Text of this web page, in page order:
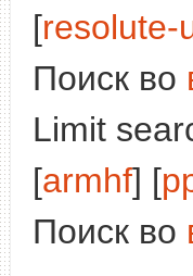
[resolute-
Поиск во
Limit
[armhf] [
Поиск во